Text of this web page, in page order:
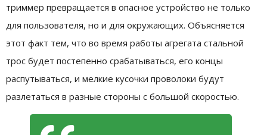
триммер превращается в опасное устройство не только
для пользователя, но и для окружающих. Объясняется
этот факт тем, что во время работы агрегата стальной
трос будет постепенно срабатываться, его концы
распутываться, и мелкие кусочки проволоки будут
разлетаться в разные стороны с большой скоростью.